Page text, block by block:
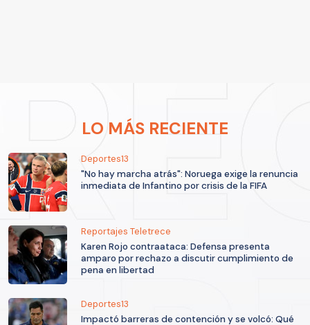
LO MÁS RECIENTE
Deportes13
"No hay marcha atrás": Noruega exige la renuncia
inmediata de Infantino por crisis de la FIFA
Reportajes Teletrece
Karen Rojo contraataca: Defensa presenta
amparo por rechazo a discutir cumplimiento de
pena en libertad
Deportes13
Impactó barreras de contención y se volcó: Qué